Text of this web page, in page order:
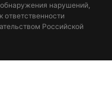
нарушений,
ответственности
Российской